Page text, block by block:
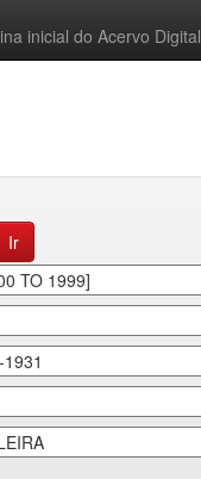
inicial do Acervo Digital